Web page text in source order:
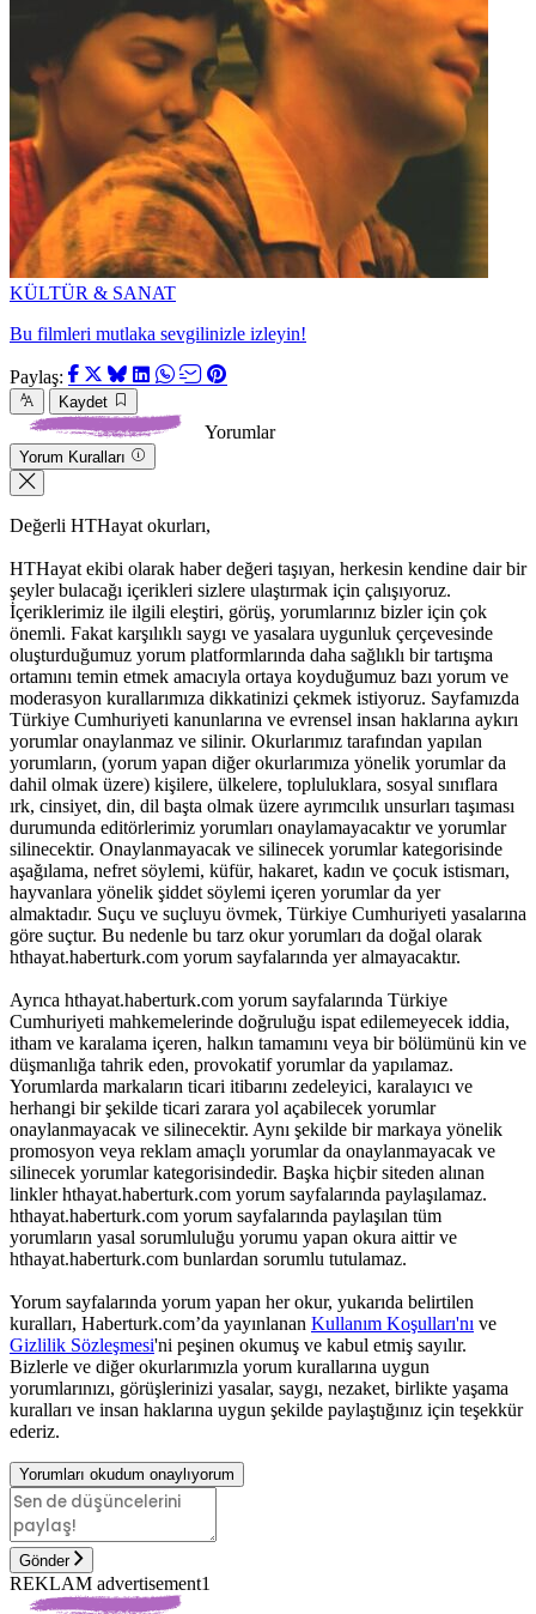
KÜLTÜR & SANAT
Bu filmleri mutlaka sevgilinizle izleyin!
Paylaş:
Kaydet
Yorumlar
Yorum Kuralları
Değerli HTHayat okurları,
HTHayat ekibi olarak haber değeri taşıyan, herkesin kendine dair bir
şeyler bulacağı içerikleri sizlere ulaştırmak için çalışıyoruz.
İçeriklerimiz ile ilgili eleştiri, görüş, yorumlarınız bizler için çok
önemli. Fakat karşılıklı saygı ve yasalara uygunluk çerçevesinde
oluşturduğumuz yorum platformlarında daha sağlıklı bir tartışma
ortamını temin etmek amacıyla ortaya koyduğumuz bazı yorum ve
moderasyon kurallarımıza dikkatinizi çekmek istiyoruz. Sayfamızda
Türkiye Cumhuriyeti kanunlarına ve evrensel insan haklarına aykırı
yorumlar onaylanmaz ve silinir. Okurlarımız tarafından yapılan
yorumların, (yorum yapan diğer okurlarımıza yönelik yorumlar da
dahil olmak üzere) kişilere, ülkelere, topluluklara, sosyal sınıflara
ırk, cinsiyet, din, dil başta olmak üzere ayrımcılık unsurları taşıması
durumunda editörlerimiz yorumları onaylamayacaktır ve yorumlar
silinecektir. Onaylanmayacak ve silinecek yorumlar kategorisinde
aşağılama, nefret söylemi, küfür, hakaret, kadın ve çocuk istismarı,
hayvanlara yönelik şiddet söylemi içeren yorumlar da yer
almaktadır. Suçu ve suçluyu övmek, Türkiye Cumhuriyeti yasalarına
göre suçtur. Bu nedenle bu tarz okur yorumları da doğal olarak
hthayat.haberturk.com yorum sayfalarında yer almayacaktır.
Ayrıca hthayat.haberturk.com yorum sayfalarında Türkiye
Cumhuriyeti mahkemelerinde doğruluğu ispat edilemeyecek iddia,
itham ve karalama içeren, halkın tamamını veya bir bölümünü kin ve
düşmanlığa tahrik eden, provokatif yorumlar da yapılamaz.
Yorumlarda markaların ticari itibarını zedeleyici, karalayıcı ve
herhangi bir şekilde ticari zarara yol açabilecek yorumlar
onaylanmayacak ve silinecektir. Aynı şekilde bir markaya yönelik
promosyon veya reklam amaçlı yorumlar da onaylanmayacak ve
silinecek yorumlar kategorisindedir. Başka hiçbir siteden alınan
linkler hthayat.haberturk.com yorum sayfalarında paylaşılamaz.
hthayat.haberturk.com yorum sayfalarında paylaşılan tüm
yorumların yasal sorumluluğu yorumu yapan okura aittir ve
hthayat.haberturk.com bunlardan sorumlu tutulamaz.
Yorum sayfalarında yorum yapan her okur, yukarıda belirtilen
kuralları, Haberturk.com’da yayınlanan Kullanım Koşulları'nı ve
Gizlilik Sözleşmesi'ni peşinen okumuş ve kabul etmiş sayılır.
Bizlerle ve diğer okurlarımızla yorum kurallarına uygun
yorumlarınızı, görüşlerinizi yasalar, saygı, nezaket, birlikte yaşama
kuralları ve insan haklarına uygun şekilde paylaştığınız için teşekkür
ederiz.
Yorumları okudum onaylıyorum
Gönder
REKLAM advertisement1